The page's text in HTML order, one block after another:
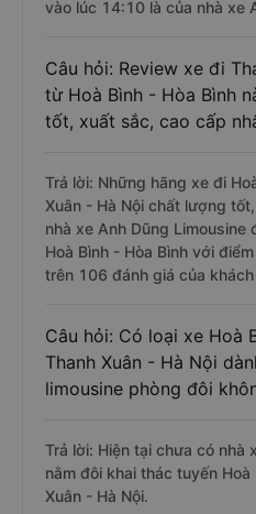
vào lúc 14:10 là của nhà xe
Câu hỏi: Review xe đi
từ Hoà Bình - Hòa Bình
tốt, xuất sắc, cao cấp
Trả lời: Những hãng xe đi
Xuân - Hà Nội chất lượng
nhà xe Anh Dũng Limousine
Hoà Bình - Hòa Bình với
trên 106 đánh giá của
Câu hỏi: Có loại xe Hoà
Thanh Xuân - Hà Nội
limousine phòng đôi
Trả lời: Hiện tại chưa có nhà
nằm đôi khai thác tuyến Hoà
Xuân - Hà Nội.